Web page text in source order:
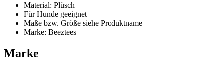
Material: Plüsch
Für Hunde geeignet
Maße bzw. Größe siehe Produktname
Marke: Beeztees
Marke